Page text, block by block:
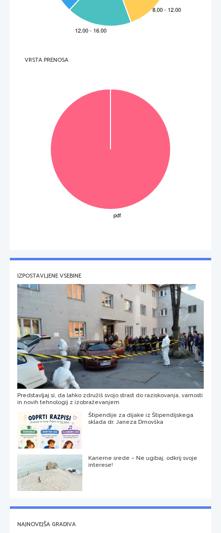
VRSTA PRENOSA
IZPOSTAVLJENE VSEBINE
Predstavljaj si, da lahko združiš svojo strast do raziskovanja, varnosti
in novih tehnologij z izobraževanjem
Štipendije za dijake iz Štipendijskega
sklada dr. Janeza Drnovška
Karierne srede – Ne ugibaj, odkrij svoje
interese!
NAJNOVEJŠA GRADIVA